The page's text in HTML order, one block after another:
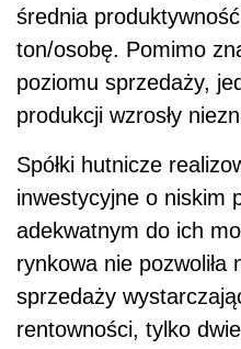
średnia
ton/osobę. Pomimo
poziomu sprzedaży,
produkcji wzrosły
Spółki hutnicze
inwestycyjne o niskim
adekwatnym do ich
rynkowa nie pozwoliła
sprzedaży
rentowności, tylko